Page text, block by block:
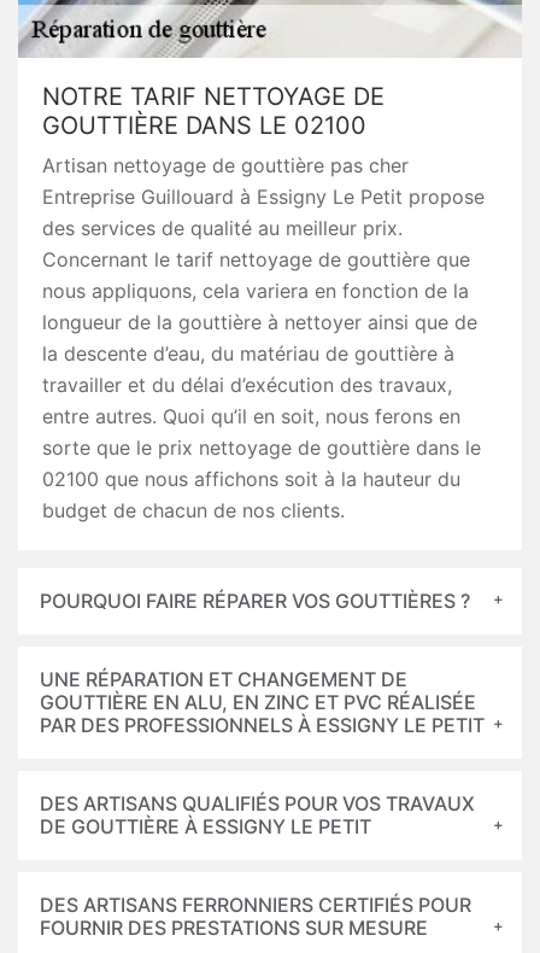
NOTRE TARIF NETTOYAGE DE
GOUTTIÈRE DANS LE 02100
Artisan nettoyage de gouttière pas cher
Entreprise Guillouard à Essigny Le Petit propose
des services de qualité au meilleur prix.
Concernant le tarif nettoyage de gouttière que
nous appliquons, cela variera en fonction de la
longueur de la gouttière à nettoyer ainsi que de
la descente d’eau, du matériau de gouttière à
travailler et du délai d’exécution des travaux,
entre autres. Quoi qu’il en soit, nous ferons en
sorte que le prix nettoyage de gouttière dans le
02100 que nous affichons soit à la hauteur du
budget de chacun de nos clients.
POURQUOI FAIRE RÉPARER VOS GOUTTIÈRES ?
UNE RÉPARATION ET CHANGEMENT DE
GOUTTIÈRE EN ALU, EN ZINC ET PVC RÉALISÉE
PAR DES PROFESSIONNELS À ESSIGNY LE PETIT
DES ARTISANS QUALIFIÉS POUR VOS TRAVAUX
DE GOUTTIÈRE À ESSIGNY LE PETIT
DES ARTISANS FERRONNIERS CERTIFIÉS POUR
FOURNIR DES PRESTATIONS SUR MESURE